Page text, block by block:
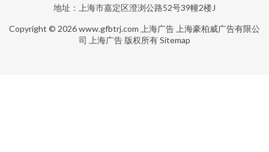
地址：上海市嘉定区澄浏公路52号39幢2楼J
Copyright © 2026www.gfbtrj.com 上海广告 上海豪柏威广告有限公
司
上海广告 版权所有Sitemap